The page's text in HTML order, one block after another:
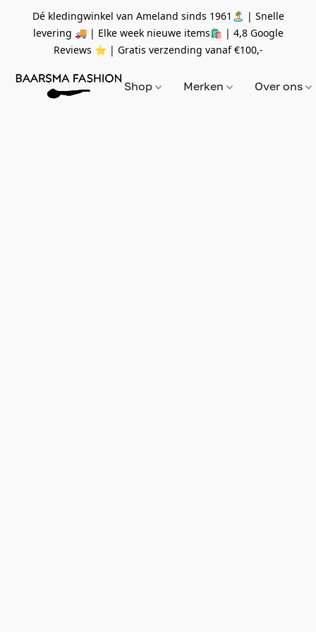
Dé kledingwinkel van Ameland sinds 1961🏝 | Snelle
levering 🚚 | Elke week nieuwe items🛍 | 4,8 Google
Reviews ⭐️ | Gratis verzending vanaf€100,-
Shop Merken Over ons